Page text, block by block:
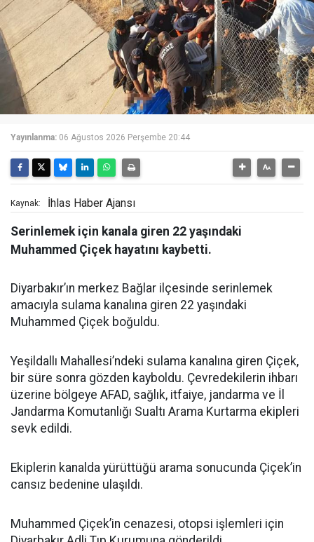
Yayınlanma: 06 Ağustos 2026 Perşembe 20:44
Kaynak: İhlas Haber Ajansı
Serinlemek için kanala giren 22 yaşındaki
Muhammed Çiçek hayatını kaybetti.
Diyarbakır’ın merkez Bağlar ilçesinde serinlemek
amacıyla sulama kanalına giren 22 yaşındaki
Muhammed Çiçek boğuldu.
Yeşildallı Mahallesi’ndeki sulama kanalına giren Çiçek,
bir süre sonra gözden kayboldu. Çevredekilerin ihbarı
üzerine bölgeye AFAD, sağlık, itfaiye, jandarma ve İl
Jandarma Komutanlığı Sualtı Arama Kurtarma ekipleri
sevk edildi.
Ekiplerin kanalda yürüttüğü arama sonucunda Çiçek’in
cansız bedenine ulaşıldı.
Muhammed Çiçek’in cenazesi, otopsi işlemleri için